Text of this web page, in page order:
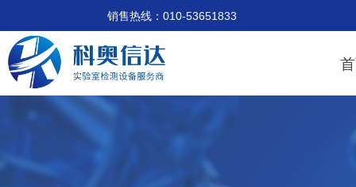
销售热线：010-53651833 技术